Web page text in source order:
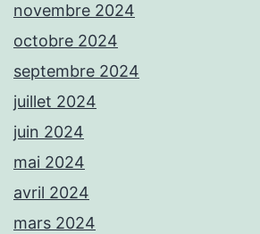
novembre 2024
octobre 2024
septembre 2024
juillet 2024
juin 2024
mai 2024
avril 2024
mars 2024